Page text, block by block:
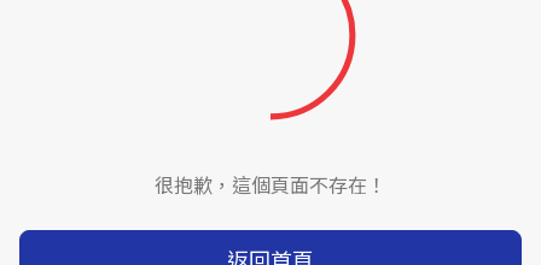
很抱歉，這個頁面不存在！